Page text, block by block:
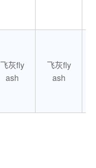
飞灰fly
ash
飞灰fly
ash